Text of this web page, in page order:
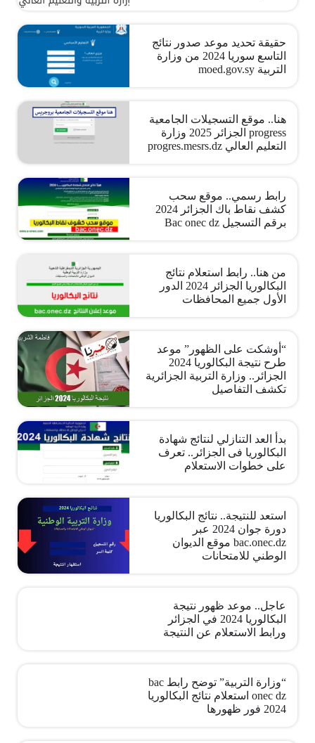
حقيقة تحديد موعد صدور نتائج
التاسع سوريا 2024 من وزارة
التربية moed.gov.sy
هنا.. موقع التسجيلات الجامعية
progress الجزائر 2025 وزارة
التعليم العالي progres.mesrs.dz
رابط رسمي.. موقع سحب
كشف نقاط باك الجزائر 2024
برقم التسجيل Bac onec dz
من هنا.. رابط استعلام نتائج
البكالوريا الجزائر 2024 الدور
الأول جميع المحافظات
“أوشكت على الظهور” موعد
طرح نتيجة البكالوريا 2024
الجزائر.. وزارة التربية الجزائرية
تكشف التفاصيل
بدأ العد التنازلي لنتائج شهادة
البكالوريا فى الجزائر.. تعرف
على خطوات الاستعلام
استعد للنتيجة.. نتائج البكالوريا
دورة جوان 2024 عبر
bac.onec.dz موقع الديوان
الوطني للامتحانات
عاجل.. موعد ظهور نتيجة
البكالوريا 2024 في الجزائر
ورابط الاستعلام عن النتيجة
“وزارة التربية” توضح رابط bac
onec dz استعلام نتائج البكالوريا
2024 فور ظهورها